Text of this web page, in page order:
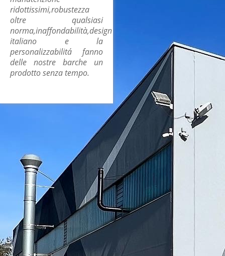
ridottissimi,robustezza
oltre qualsiasi
norma,inaffondabilità,design
italiano e la
personalizzabilitá fanno
delle nostre barche un
prodotto senza tempo.